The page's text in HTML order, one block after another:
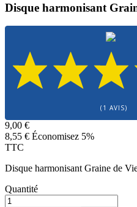
Disque harmonisant
(1 AVIS)
9,00 €
8,55 € Économisez 5%
TTC
Disque harmonisant Graine de
Quantité